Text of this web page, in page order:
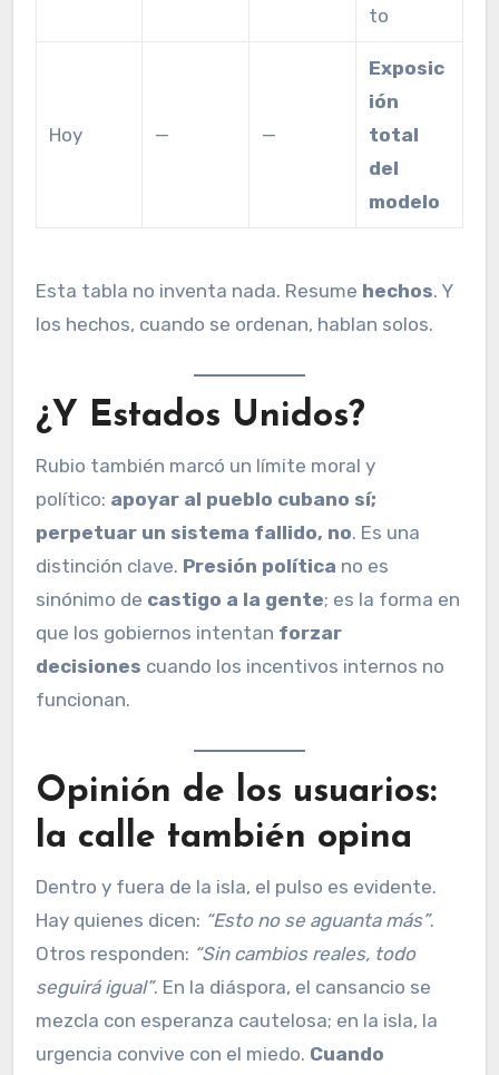
to
Hoy — —
Exposic
ión
total
del
modelo
Esta tabla no inventa nada. Resume hechos. Y
los hechos, cuando se ordenan, hablan solos.
¿Y Estados Unidos?
Rubio también marcó un límite moral y
político: apoyar al pueblo cubano sí;
perpetuar un sistema fallido, no. Es una
distinción clave. Presión política no es
sinónimo de castigo a la gente; es la forma en
que los gobiernos intentan forzar
decisiones cuando los incentivos internos no
funcionan.
Opinión de los usuarios:
la calle también opina
Dentro y fuera de la isla, el pulso es evidente.
Hay quienes dicen: “Esto no se aguanta más”.
Otros responden: “Sin cambios reales, todo
seguirá igual”. En la diáspora, el cansancio se
mezcla con esperanza cautelosa; en la isla, la
urgencia convive con el miedo. Cuando